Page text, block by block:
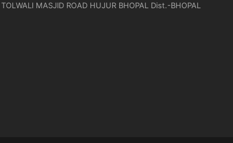
TOLWALI MASJID ROAD HUJUR BHOPAL Dist.-BHOPAL